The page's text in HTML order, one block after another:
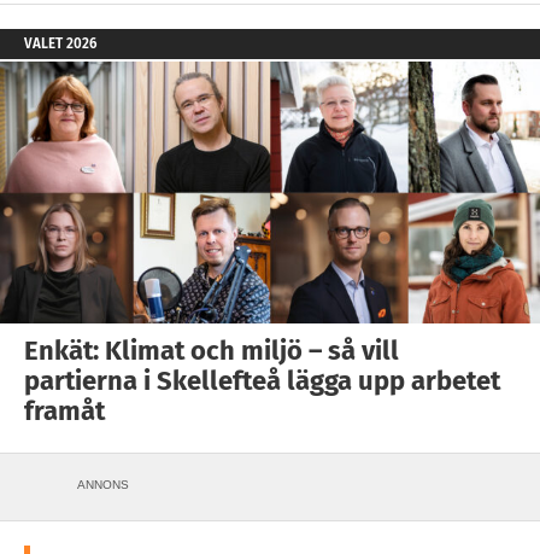
VALET 2026
Enkät: Klimat och miljö – så vill
partierna i Skellefteå lägga upp arbetet
framåt
ANNONS